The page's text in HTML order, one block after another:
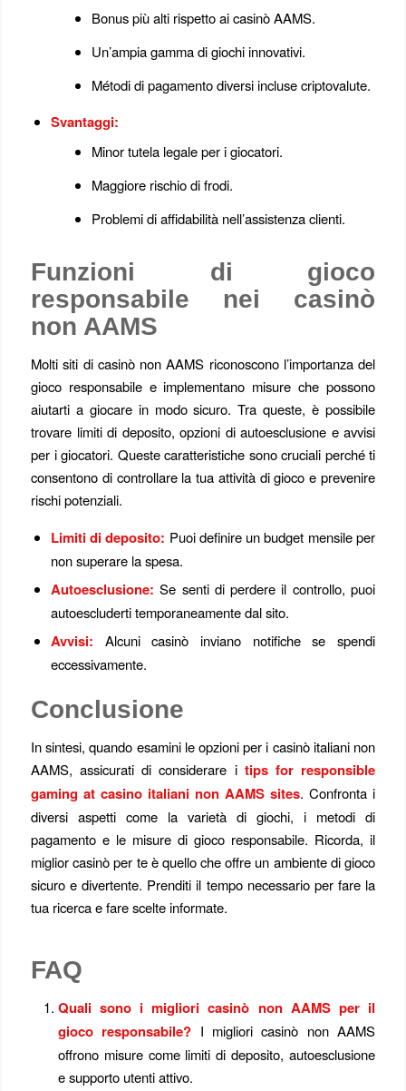
Bonus più alti rispetto ai casinò AAMS.
Un’ampia gamma di giochi innovativi.
Métodi di pagamento diversi incluse criptovalute.
Svantaggi:
Minor tutela legale per i giocatori.
Maggiore rischio di frodi.
Problemi di affidabilità nell’assistenza clienti.
Funzioni di gioco
responsabile nei casinò
non AAMS
Molti siti di casinò non AAMS riconoscono l’importanza del
gioco responsabile e implementano misure che possono
aiutarti a giocare in modo sicuro. Tra queste, è possibile
trovare limiti di deposito, opzioni di autoesclusione e avvisi
per i giocatori. Queste caratteristiche sono cruciali perché ti
consentono di controllare la tua attività di gioco e prevenire
rischi potenziali.
Limiti di deposito: Puoi definire un budget mensile per
non superare la spesa.
Autoesclusione: Se senti di perdere il controllo, puoi
autoescluderti temporaneamente dal sito.
Avvisi: Alcuni casinò inviano notifiche se spendi
eccessivamente.
Conclusione
In sintesi, quando esamini le opzioni per i casinò italiani non
AAMS, assicurati di considerare i tips for responsible
gaming at casino italiani non AAMS sites. Confronta i
diversi aspetti come la varietà di giochi, i metodi di
pagamento e le misure di gioco responsabile. Ricorda, il
miglior casinò per te è quello che offre un ambiente di gioco
sicuro e divertente. Prenditi il tempo necessario per fare la
tua ricerca e fare scelte informate.
FAQ
Quali sono i migliori casinò non AAMS per il
gioco responsabile? I migliori casinò non AAMS
offrono misure come limiti di deposito, autoesclusione
e supporto utenti attivo.